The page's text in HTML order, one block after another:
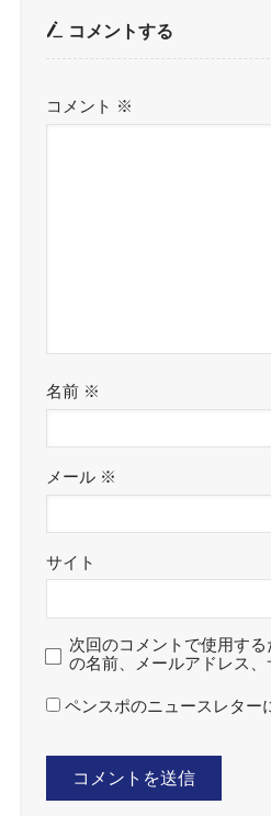
コメントする
コメント ※
名前 ※
メール ※
サイト
次回のコメントで使用す
の名前、メールアドレス、
ペンスポのニュースレター